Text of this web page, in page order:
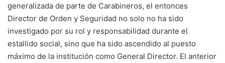
generalizada de parte de Carabineros, el entonces
Director de Orden y Seguridad no solo no ha sido
investigado por su rol y responsabilidad durante el
estallido social, sino que ha sido ascendido al puesto
máximo de la institución como General Director. El anterior